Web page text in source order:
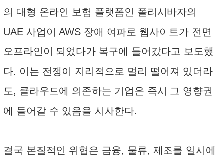
의 대형 온라인 보험 플랫폼인 폴리시바자의
UAE 사업이 AWS 장애 여파로 웹사이트가 전면
오프라인이 되었다가 복구에 들어갔다고 보도했
다. 이는 전쟁이 지리적으로 멀리 떨어져 있더라
도, 클라우드에 의존하는 기업은 즉시 그 영향권
에 들어갈 수 있음을 시사한다.
결국 본질적인 위협은 금융, 물류, 제조를 일시에